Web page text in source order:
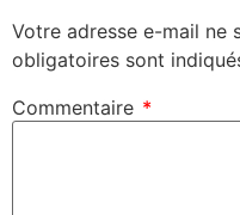
Votre adresse e-mail ne
obligatoires sont
Commentaire *